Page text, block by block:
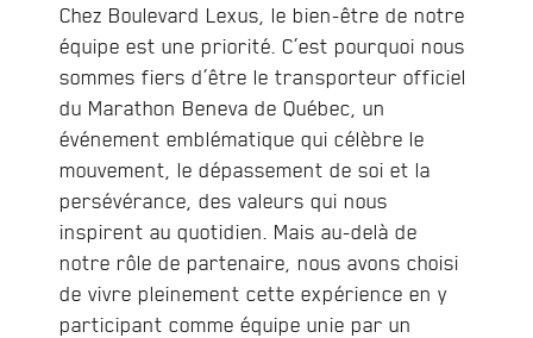
Chez Boulevard Lexus, le bien-être de notre
équipe est une priorité. C’est pourquoi nous
sommes fiers d’être le transporteur officiel
du Marathon Beneva de Québec, un
événement emblématique qui célèbre le
mouvement, le dépassement de soi et la
persévérance, des valeurs qui nous
inspirent au quotidien. Mais au-delà de
notre rôle de partenaire, nous avons choisi
de vivre pleinement cette expérience en y
participant comme équipe unie par un